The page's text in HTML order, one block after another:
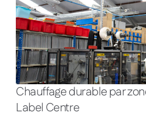
Chauffage durable par
Label Centre